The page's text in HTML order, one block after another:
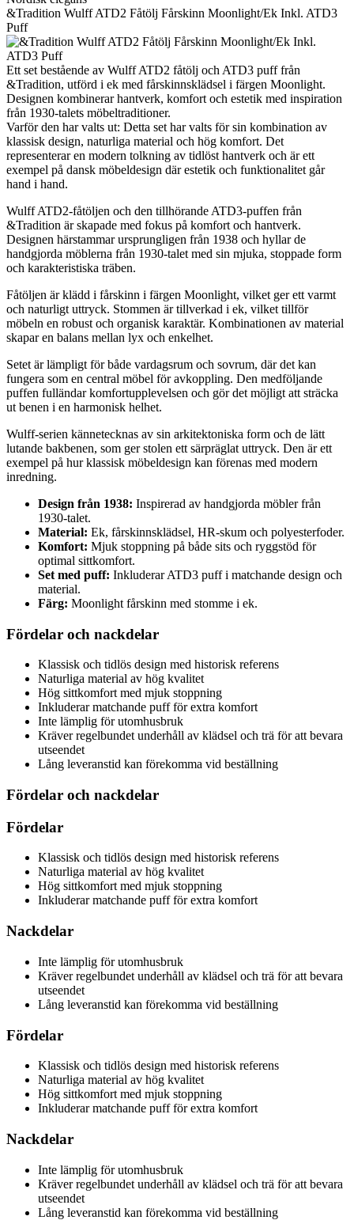
&Tradition Wulff ATD2 Fåtölj Fårskinn Moonlight/Ek Inkl. ATD3
Puff
Ett set bestående av Wulff ATD2 fåtölj och ATD3 puff från
&Tradition, utförd i ek med fårskinnsklädsel i färgen Moonlight.
Designen kombinerar hantverk, komfort och estetik med inspiration
från 1930-talets möbeltraditioner.
Varför den har valts ut: Detta set har valts för sin kombination av
klassisk design, naturliga material och hög komfort. Det
representerar en modern tolkning av tidlöst hantverk och är ett
exempel på dansk möbeldesign där estetik och funktionalitet går
hand i hand.
Wulff ATD2-fåtöljen och den tillhörande ATD3-puffen från
&Tradition är skapade med fokus på komfort och hantverk.
Designen härstammar ursprungligen från 1938 och hyllar de
handgjorda möblerna från 1930-talet med sin mjuka, stoppade form
och karakteristiska träben.
Fåtöljen är klädd i fårskinn i färgen Moonlight, vilket ger ett varmt
och naturligt uttryck. Stommen är tillverkad i ek, vilket tillför
möbeln en robust och organisk karaktär. Kombinationen av material
skapar en balans mellan lyx och enkelhet.
Setet är lämpligt för både vardagsrum och sovrum, där det kan
fungera som en central möbel för avkoppling. Den medföljande
puffen fulländar komfortupplevelsen och gör det möjligt att sträcka
ut benen i en harmonisk helhet.
Wulff-serien kännetecknas av sin arkitektoniska form och de lätt
lutande bakbenen, som ger stolen ett särpräglat uttryck. Den är ett
exempel på hur klassisk möbeldesign kan förenas med modern
inredning.
Design från 1938: Inspirerad av handgjorda möbler från
1930-talet.
Material: Ek, fårskinnsklädsel, HR-skum och polyesterfoder.
Komfort: Mjuk stoppning på både sits och ryggstöd för
optimal sittkomfort.
Set med puff: Inkluderar ATD3 puff i matchande design och
material.
Färg: Moonlight fårskinn med stomme i ek.
Fördelar och nackdelar
Klassisk och tidlös design med historisk referens
Naturliga material av hög kvalitet
Hög sittkomfort med mjuk stoppning
Inkluderar matchande puff för extra komfort
Inte lämplig för utomhusbruk
Kräver regelbundet underhåll av klädsel och trä för att bevara
utseendet
Lång leveranstid kan förekomma vid beställning
Fördelar och nackdelar
Fördelar
Klassisk och tidlös design med historisk referens
Naturliga material av hög kvalitet
Hög sittkomfort med mjuk stoppning
Inkluderar matchande puff för extra komfort
Nackdelar
Inte lämplig för utomhusbruk
Kräver regelbundet underhåll av klädsel och trä för att bevara
utseendet
Lång leveranstid kan förekomma vid beställning
Fördelar
Klassisk och tidlös design med historisk referens
Naturliga material av hög kvalitet
Hög sittkomfort med mjuk stoppning
Inkluderar matchande puff för extra komfort
Nackdelar
Inte lämplig för utomhusbruk
Kräver regelbundet underhåll av klädsel och trä för att bevara
utseendet
Lång leveranstid kan förekomma vid beställning